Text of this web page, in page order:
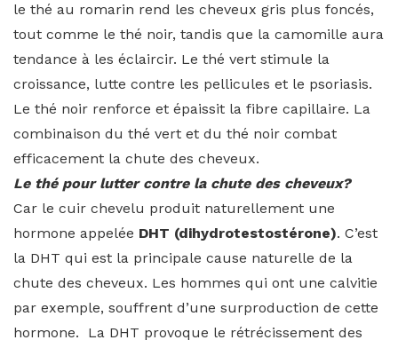
le thé au romarin rend les cheveux gris plus foncés,
tout comme le thé noir, tandis que la camomille aura
tendance à les éclaircir. Le thé vert stimule la
croissance, lutte contre les pellicules et le psoriasis.
Le thé noir renforce et épaissit la fibre capillaire. La
combinaison du thé vert et du thé noir combat
efficacement la chute des cheveux.
Le thé pour lutter contre la chute des cheveux?
Car le cuir chevelu produit naturellement une
hormone appelée DHT (dihydrotestostérone). C’est
la DHT qui est la principale cause naturelle de la
chute des cheveux. Les hommes qui ont une calvitie
par exemple, souffrent d’une surproduction de cette
hormone. La DHT provoque le rétrécissement des